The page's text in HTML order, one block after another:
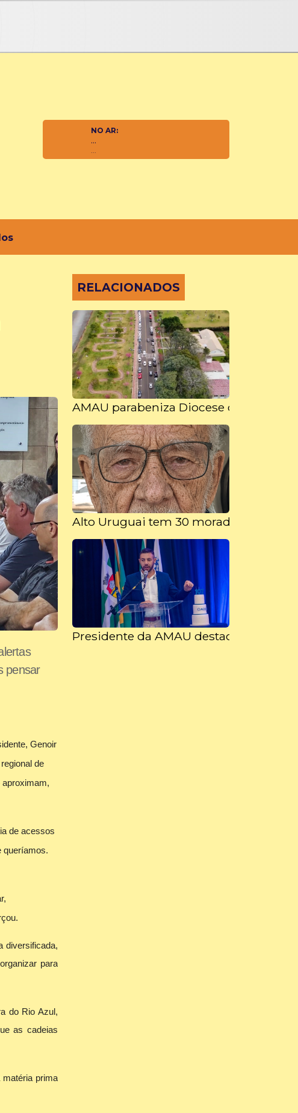
NO AR:
...
pensar
Genoir
de
de acessos
queríamos.
diversificada,
para
do Rio Azul,
as cadeias
matéria prima
RELACIONADOS
AMAU parabeniza Diocese de Erexim
Alto Uruguai tem 30 moradores com
Presidente da AMAU destaca papel